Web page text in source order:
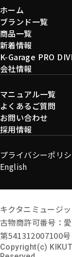
ホーム
ブランド一覧
商品一覧
新着情報
K-Garage PRO
会社情報
マニュアル一覧
よくあるご質問
お問い合わせ
採用情報
プライバシーポリ
English
キクタニミュージ
古物商許可番号：
第541312007100号
Copyright(c)